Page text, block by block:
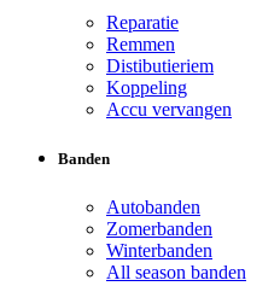
Reparatie
Remmen
Distibutieriem
Koppeling
Accu vervangen
Banden
Autobanden
Zomerbanden
Winterbanden
All season banden